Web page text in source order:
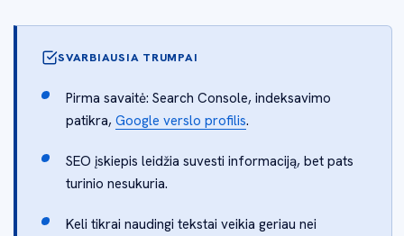
SVARBIAUSIA TRUMPAI
Pirma savaitė: Search Console, indeksavimo
patikra,Google verslo profilis.
SEO įskiepis leidžia suvesti informaciją, bet pats
turinio nesukuria.
Keli tikrai naudingi tekstai veikia geriau nei